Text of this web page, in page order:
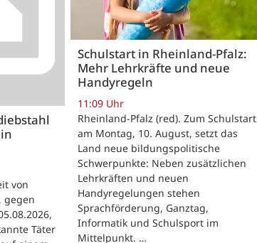
von
gegen
Täter
Schulstart in Rheinland-Pfalz:
Mehr Lehrkräfte und neue
Handyregeln
11:09 Uhr
Rheinland-Pfalz (red). Zum Schulstart
am Montag, 10. August, setzt das
Land neue bildungspolitische
Schwerpunkte: Neben zusätzlichen
Lehrkräften und neuen
Handyregelungen stehen
Sprachförderung, Ganztag,
Informatik und Schulsport im
Mittelpunkt. …